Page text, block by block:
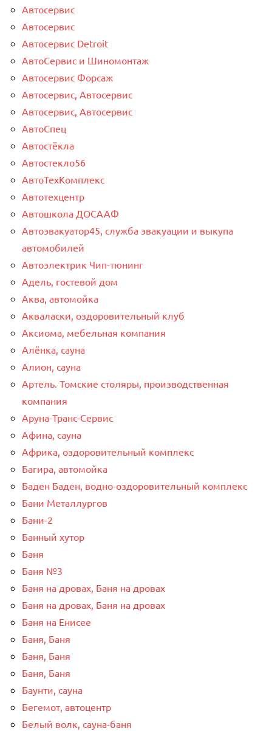
Автосервис
Автосервис
Автосервис Detroit
АвтоСервис и Шиномонтаж
Автосервис Форсаж
Автосервис, Автосервис
Автосервис, Автосервис
АвтоСпец
Автостёкла
Автостекло56
АвтоТехКомплекс
Автотехцентр
Автошкола ДОСААФ
Автоэвакуатор45, служба эвакуации и выкупа
автомобилей
Автоэлектрик Чип-тюнинг
Адель, гостевой дом
Аква, автомойка
Акваласки, оздоровительный клуб
Аксиома, мебельная компания
Алёнка, сауна
Алион, сауна
Артель. Томские столяры, производственная
компания
Аруна-Транс-Сервис
Афина, сауна
Африка, оздоровительный комплекс
Багира, автомойка
Баден Баден, водно-оздоровительный комплекс
Бани Металлургов
Бани-2
Банный хутор
Баня
Баня №3
Баня на дровах, Баня на дровах
Баня на дровах, Баня на дровах
Баня на Енисее
Баня, Баня
Баня, Баня
Баня, Баня
Баунти, сауна
Бегемот, автоцентр
Белый волк, сауна-баня